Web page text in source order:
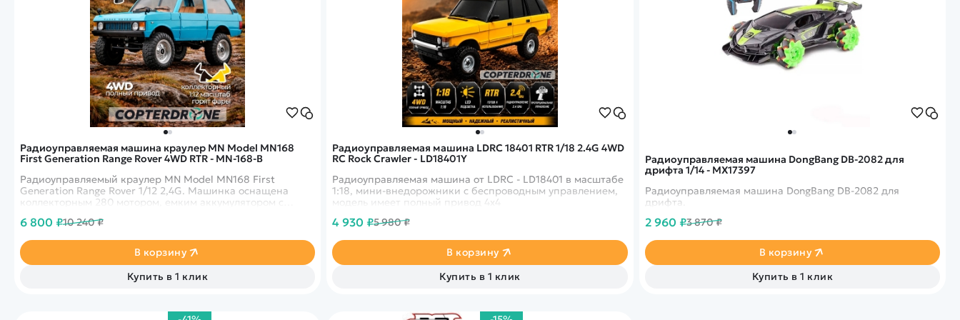
Радиоуправляемая машина краулер MN Model MN168
First Generation Range Rover 4WD RTR - MN-168-B
Радиоуправляемый краулер MN Model MN168 First
Generation Range Rover 1/12 2,4G. Машинка оснащена
коллекторным 280 мотором, емким аккумулятором с
сервоприводом 17 г., полное пропорциональное
6 800 ₽10 240 ₽
В корзину
Купить в 1 клик
Радиоуправляемая машина LDRC 18401 RTR 1/18 2.4G 4WD
RC Rock Crawler - LD18401Y
Радиоуправляемая машина от LDRC - LD18401 в масштабе
1:18, мини-внедорожники с беспроводным управлением,
модель имеет полный привод 4x4
4 930 ₽5 980 ₽
В корзину
Купить в 1 клик
Радиоуправляемая машина DongBang DB-2082 для
дрифта 1/14 - MX17397
Радиоуправляемая машина DongBang DB-2082 для
дрифта.
2 960 ₽3 870 ₽
В корзину
Купить в 1 клик